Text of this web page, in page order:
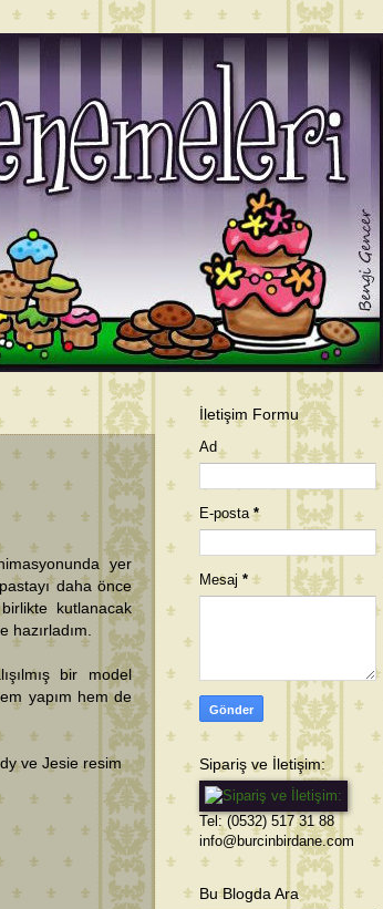
yer
daha önce
kutlanacak
bir model
yapım hem de
ve Jesie resim
İletişim Formu
Ad
E-posta*
Mesaj *
Sipariş ve İletişim:
Tel: (0532) 517 31 88
info@burcinbirdane.com
Bu Blogda Ara